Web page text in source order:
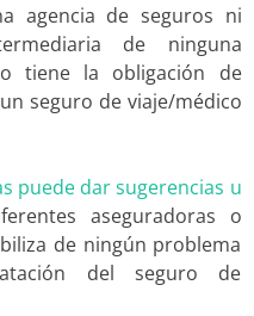
agencia de seguros ni
de ninguna
tiene la obligación de
seguro de viaje/médico
puede dar sugerencias u
aseguradoras o
de ningún problema
del seguro de